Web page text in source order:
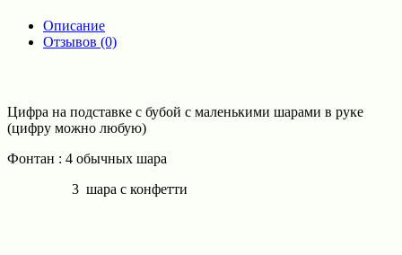
Описание
Отзывов (0)
Цифра на подставке с бубой с маленькими шарами в руке
(цифру можно любую)
Фонтан : 4 обычных шара
3 шара с конфетти